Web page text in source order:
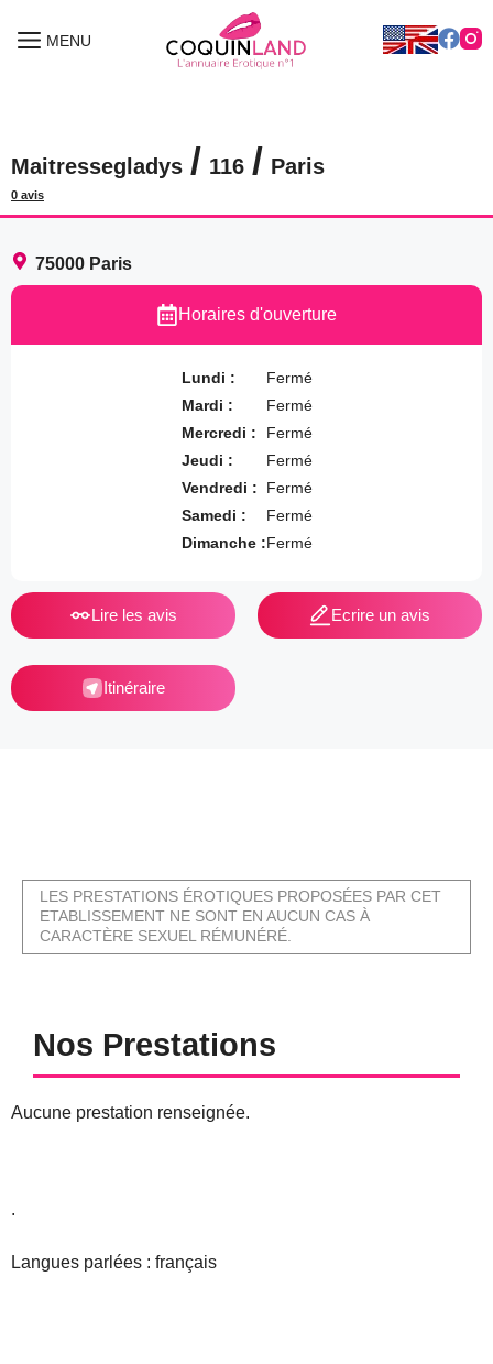
MENU
MENU
Maitressegladys / 116 / Paris
0 avis
75000 Paris
Horaires d'ouverture
Lundi :
Mardi :
Mercredi :
Jeudi :
Vendredi :
Samedi :
Dimanche :
Fermé
Fermé
Fermé
Fermé
Fermé
Fermé
Fermé
Lire les avis Ecrire un avis
Itinéraire
LES PRESTATIONS ÉROTIQUES PROPOSÉES PAR CET
ETABLISSEMENT NE SONT EN AUCUN CAS À
CARACTÈRE SEXUEL RÉMUNÉRÉ.
Nos Prestations
Aucune prestation renseignée.
.
Langues parlées : français